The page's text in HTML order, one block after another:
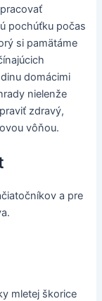
pochúťku počas
si pamätáme
domácimi
nielenže
zdravý,
vôňou.
a pre
mletej škorice